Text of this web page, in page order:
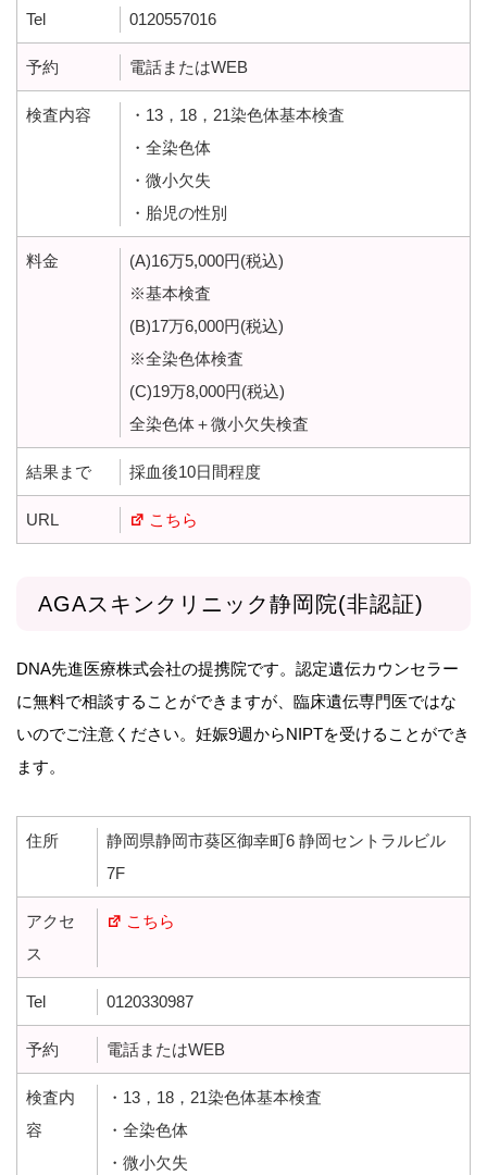
Tel 0120557016
予約 電話またはWEB
検査内容
・13，18，21染色体基本検査
・全染色体
・微小欠失
・胎児の性別
料金
(A)16万5,000円(税込)
※基本検査
(B)17万6,000円(税込)
※全染色体検査
(C)19万8,000円(税込)
全染色体＋微小欠失検査
結果まで 採血後10日間程度
URL こちら
AGAスキンクリニック静岡院(非認証)
DNA先進医療株式会社の提携院です。認定遺伝カウンセラー
に無料で相談することができますが、臨床遺伝専門医ではな
いのでご注意ください。妊娠9週からNIPTを受けることができ
ます。
住所
静岡県静岡市葵区御幸町6 静岡セントラルビル
7F
アクセ
ス
こちら
Tel 0120330987
予約 電話またはWEB
検査内
容
・13，18，21染色体基本検査
・全染色体
・微小欠失